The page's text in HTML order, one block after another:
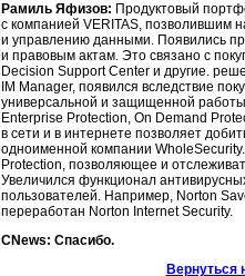
Рамиль Яфизов: Продуктовый
с компанией VERITAS, позволившим
и управлению данными. Появились
и правовым актам. Это связано с
Decision Support Center и другие.
IM Manager, появился вследствие
универсальной и защищенной
Enterprise Protection, On Demand
в сети и в интернете позволяет
одноименной компании
Protection, позволяющее и
Увеличился функционал
пользователей. Например, Norton
переработан Norton Internet Security.
CNews: Спасибо.
Вернуться